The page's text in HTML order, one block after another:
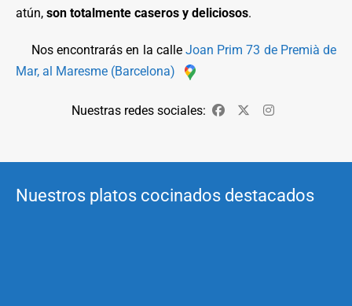
atún, son totalmente caseros y deliciosos.
Nos encontrarás en la calle Joan Prim 73 de Premià de
Mar, al Maresme (Barcelona)
Nuestras redes sociales: Facebook
TwitterInstagram
Nuestros platos cocinados destacados